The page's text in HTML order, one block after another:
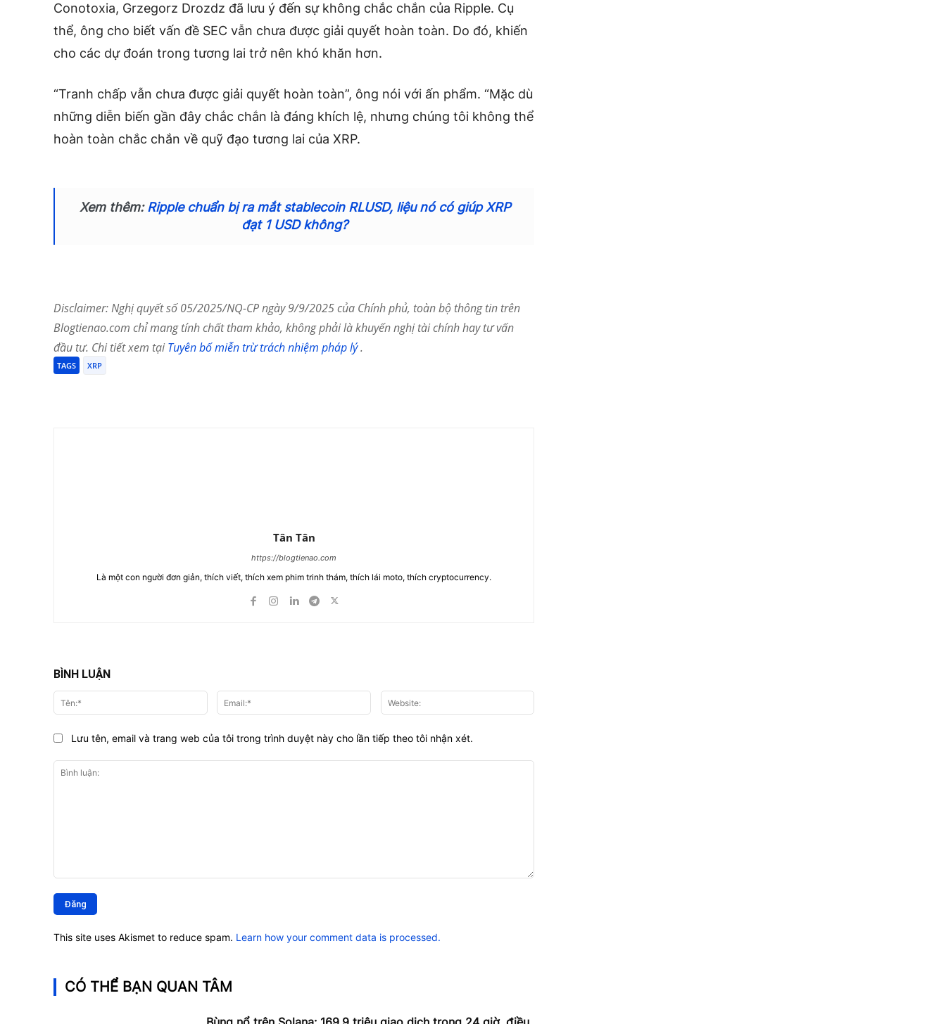
Conotoxia, Grzegorz Drozdz đã lưu ý đến sự không chắc chắn của Ripple. Cụ
thể, ông cho biết vấn đề SEC vẫn chưa được giải quyết hoàn toàn. Do đó, khiến
cho các dự đoán trong tương lai trở nên khó khăn hơn.
“Tranh chấp vẫn chưa được giải quyết hoàn toàn”, ông nói với ấn phẩm. “Mặc dù
những diễn biến gần đây chắc chắn là đáng khích lệ, nhưng chúng tôi không thể
hoàn toàn chắc chắn về quỹ đạo tương lai của XRP.
Xem thêm:Ripple chuẩn bị ra mắt stablecoin RLUSD, liệu nó có giúp XRP
đạt 1 USD không?
Disclaimer: Nghị quyết số 05/2025/NQ-CP ngày 9/9/2025 của Chính phủ, toàn bộ thông tin trên
Blogtienao.com chỉ mang tính chất tham khảo, không phải là khuyến nghị tài chính hay tư vấn
đầu tư. Chi tiết xem tạiTuyên bố miễn trừ trách nhiệm pháp lý.
TAGS XRP
Tân Tân
https://blogtienao.com
Là một con người đơn giản, thích viết, thích xem phim trinh thám, thích lái moto, thích cryptocurrency.
BÌNH LUẬN
luận:
Tên:* Email:*
Lưu tên, email và trang web của tôi trong trình duyệt này cho lần tiếp theo tôi nhận xét.
This site uses Akismet to reduce spam. Learn how your comment data is processed.
CÓ THỂ BẠN QUAN TÂM